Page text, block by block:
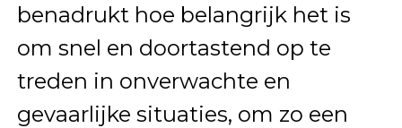
benadrukt hoe belangrijk het is
om snel en doortastend op te
treden in onverwachte en
gevaarlijke situaties, om zo een